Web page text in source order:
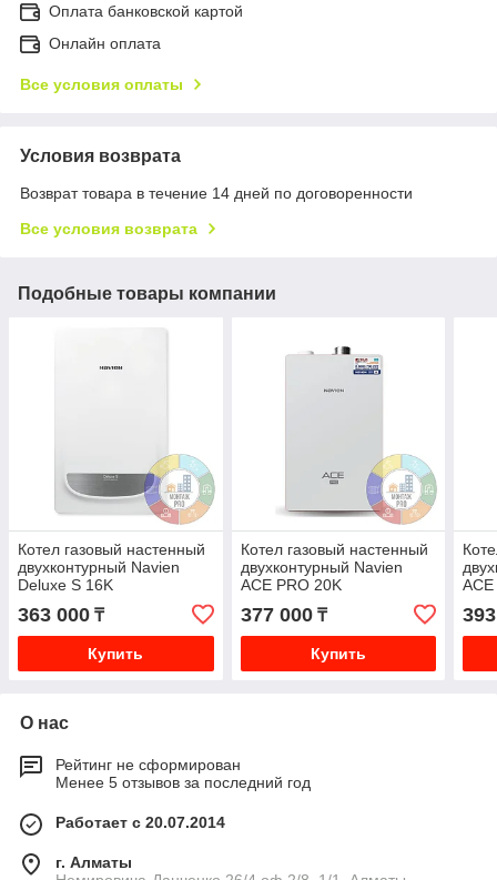
Оплата банковской картой
Онлайн оплата
Все условия оплаты
Условия возврата
Возврат товара в течение 14 дней по договоренности
Все условия возврата
Подобные товары компании
Котел газовый настенный
двухконтурный Navien
Deluxe S 16K
363 000 ₸
Купить
Котел газовый настенный
двухконтурный Navien
ACE PRO 20K
377 000₸
Купить
О нас
Рейтинг не сформирован
Менее 5 отзывов за последний год
Работает с 20.07.2014
г. Алматы